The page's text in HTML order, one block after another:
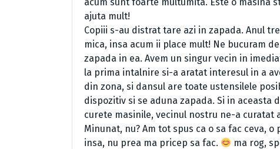
ajuta mult!
Copiii s-au distrat tare azi in zapada. Anul
mica, insa acum ii place mult! Ne bucuram
zapada in ea. Avem un singur vecin in
la prima intalnire si-a aratat interesul in a
din zona, si dansul are toate ustensilele
dispozitiv si se aduna zapada. Si in aceasta
curete masinile, vecinul nostru ne-a curatat
Minunat, nu? Am tot spus ca o sa fac ceva,
insa, nu prea ma pricep sa fac.
ma rog,